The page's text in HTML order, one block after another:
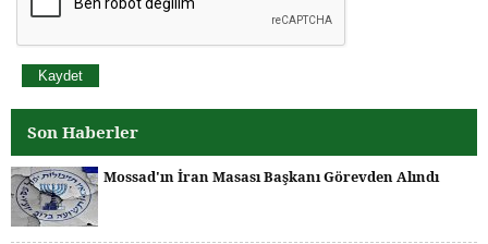
Son Haberler
Mossad'ın İran Masası Başkanı Görevden Alındı